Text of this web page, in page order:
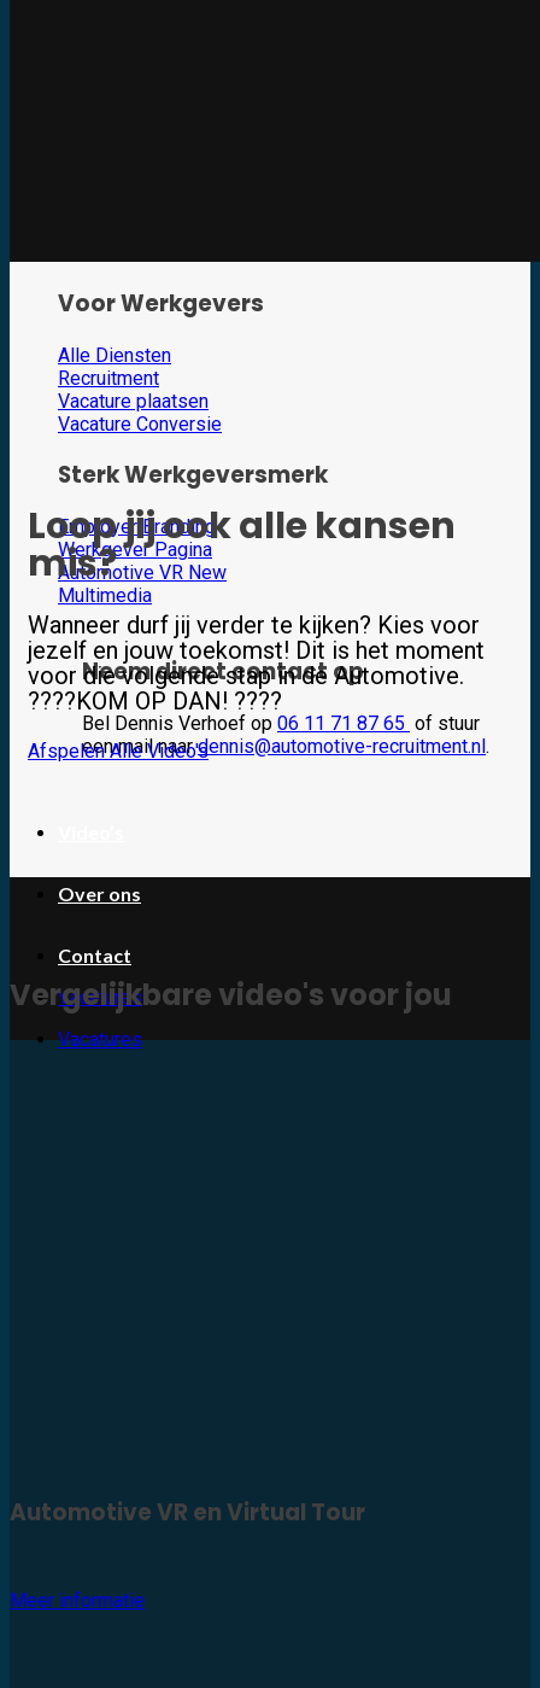
Voor Werkgevers
Alle Diensten
Recruitment
Vacature plaatsen
Vacature Conversie
Sterk Werkgeversmerk
Employer Branding
Werkgever Pagina
Automotive VR
Multimedia
Neem direct contact op
Bel Dennis Verhoef op 06 11 71 87 65 of stuur
een mail naardennis@automotive-recruitment.nl.
Over ons
Contact
Vacatures
Vacatures
Loop jij ook alle kansen
mis?
Wanneer durf jij verder te kijken? Kies voor
jezelf en jouw toekomst! Dit is het moment
voor die volgende stap in de Automotive.
????KOM OP DAN! ????
Afspelen Alle Video's
Vergelijkbare video's voor jou
Automotive VR en Virtual Tour
Meer informatie